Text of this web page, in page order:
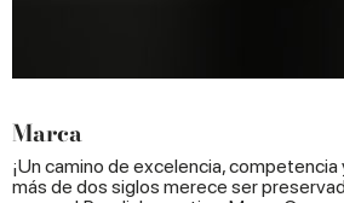
Marca
¡Un camino de excelencia, competencia
más de dos siglos merece ser